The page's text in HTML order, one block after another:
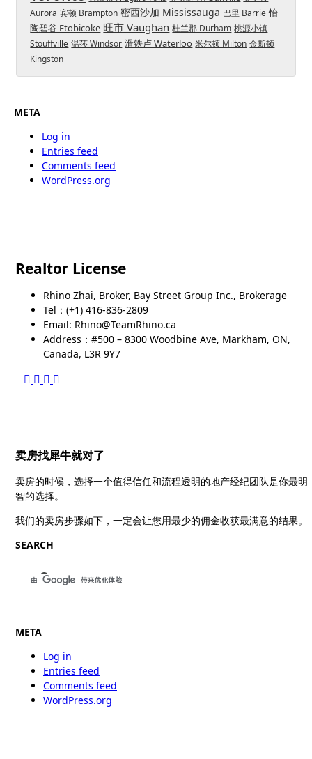
Aurora 宾顿 Brampton 密西沙加 Mississauga 巴里 Barrie 怡
陶碧谷 Etobicoke 旺市 Vaughan 杜兰郡 Durham 桃源小镇
Stouffville 温莎 Windsor 滑铁卢 Waterloo 米尔顿 Milton 金斯顿
Kingston
META
Log in
Entries feed
Comments feed
WordPress.org
Realtor License
Rhino Zhai, Broker, Bay Street Group Inc., Brokerage
Tel：(+1) 416-836-2809
Email: Rhino@TeamRhino.ca
Address：#500 – 8300 Woodbine Ave, Markham, ON,
Canada, L3R 9Y7
卖房找犀牛就对了
卖房的时候，选择一个值得信任和流程透明的地产经纪团队是你最明
智的选择。
我们的卖房步骤如下，一定会让您用最少的佣金收获最满意的结果。
SEARCH
META
Log in
Entries feed
Comments feed
WordPress.org